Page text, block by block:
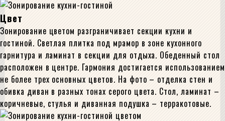
Цвет
Зонирование цветом разграничивает секции кухни и
гостиной. Светлая плитка под мрамор в зоне кухонного
гарнитура и ламинат в секции для отдыха. Обеденный стол
расположен в центре. Гармония достигается использованием
не более трех основных цветов. На фото – отделка стен и
обивка диван в разных тонах серого цвета. Стол, ламинат –
коричневые, стулья и диванная подушка – терракотовые.